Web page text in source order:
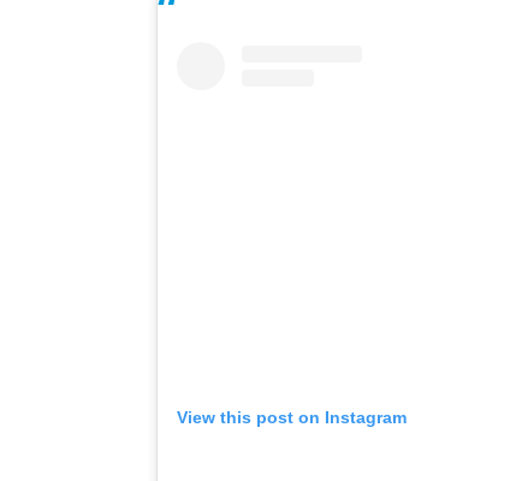
View this post on Instagram